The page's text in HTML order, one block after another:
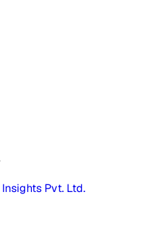
Pvt. Ltd.